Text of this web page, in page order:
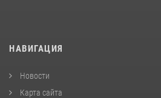
НАВИГАЦИЯ
Новости
Карта сайта